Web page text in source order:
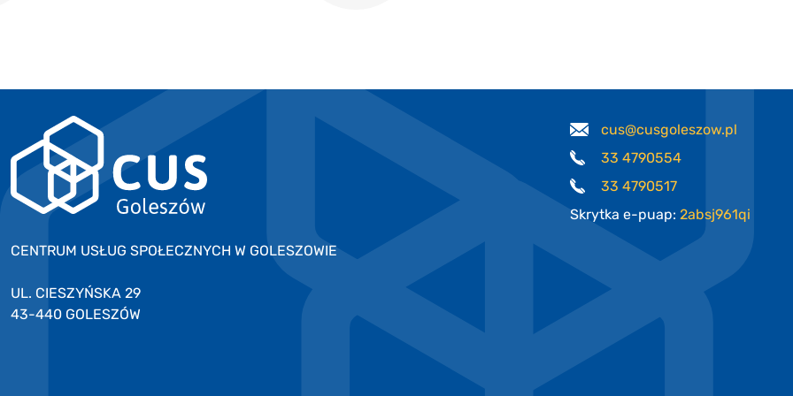
CENTRUM USŁUG SPOŁECZNYCH W GOLESZOWIE
UL. CIESZYŃSKA 29
43-440 GOLESZÓW
cus@cusgoleszow.pl
33 4790554
33 4790517
Skrytka e-puap: 2absj961qi